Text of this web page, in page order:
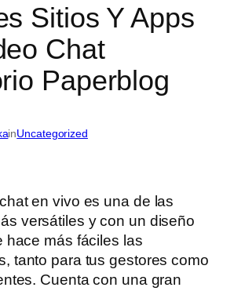
Sitios Y Apps
Chat
Paperblog
inUncategorized
en vivo es una de las
versátiles y con un diseño
hace más fáciles las
tanto para tus gestores como
Cuenta con una gran